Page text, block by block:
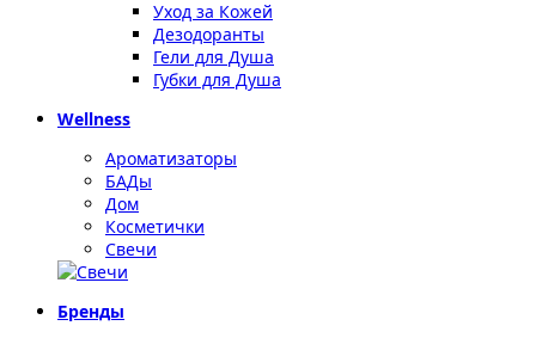
Уход за Кожей
Дезодоранты
Гели для Душа
Губки для Душа
Wellness
Ароматизаторы
БАДы
Дом
Косметички
Свечи
Бренды